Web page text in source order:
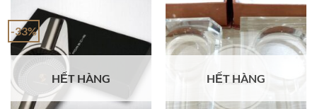
-33%
HẾT HÀNG HẾT HÀNG